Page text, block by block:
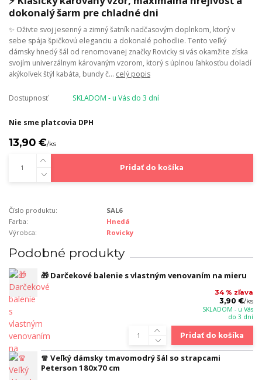
dokonalý šarm pre chladné dni
✨ Oživte svoj jesenný a zimný šatník nadčasovým doplnkom, ktorý v
sebe spája špičkovú eleganciu a dokonalé pohodlie. Tento veľký
dámsky hnedý šál od renomovanej značky Rovicky si vás okamžite získa
svojím univerzálnym károvaným vzorom, ktorý s úplnou ľahkosťou doladí
akýkoľvek štýl kabáta, bundy č... celý popis
Dostupnosť SKLADOM - u Vás do 3 dní
Nie sme platcovia DPH
13,90 €/ks
Pridať do košíka
Číslo produktu:
SAL6
Farba:
Hnedá
Výrobca:
Rovicky
Podobné produkty
🎁 Darčekové balenie s vlastným venovaním na mieru
34 % zľava
3,90 €/ks
SKLADOM - u Vás
do 3 dní
Pridať do košíka
🧣 Veľký dámsky tmavomodrý šál so strapcami
Peterson 180x70 cm